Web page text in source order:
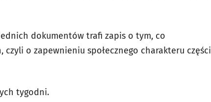
dokumentów trafi zapis o tym, co
o zapewnieniu społecznego charakteru części
tygodni.